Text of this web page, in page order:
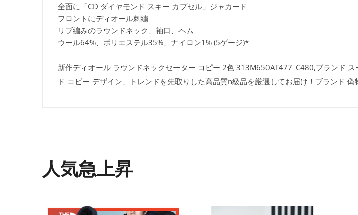
全面に「CD ダイヤモンド スキー カプセル」ジャカード
フロントにディオール刺繍
リブ編みのラウンドネック、袖口、ヘム
ウール64%、ポリエステル35%、ナイロン1% (5ゲージ)*
新作ディオール ラウンドネックセーター コピー 2色 313M650AT477_C480,ブランド
ド コピー デザイン、トレンドを先取りした高品質n級品を厳選してお届け！ブランド
人気急上昇